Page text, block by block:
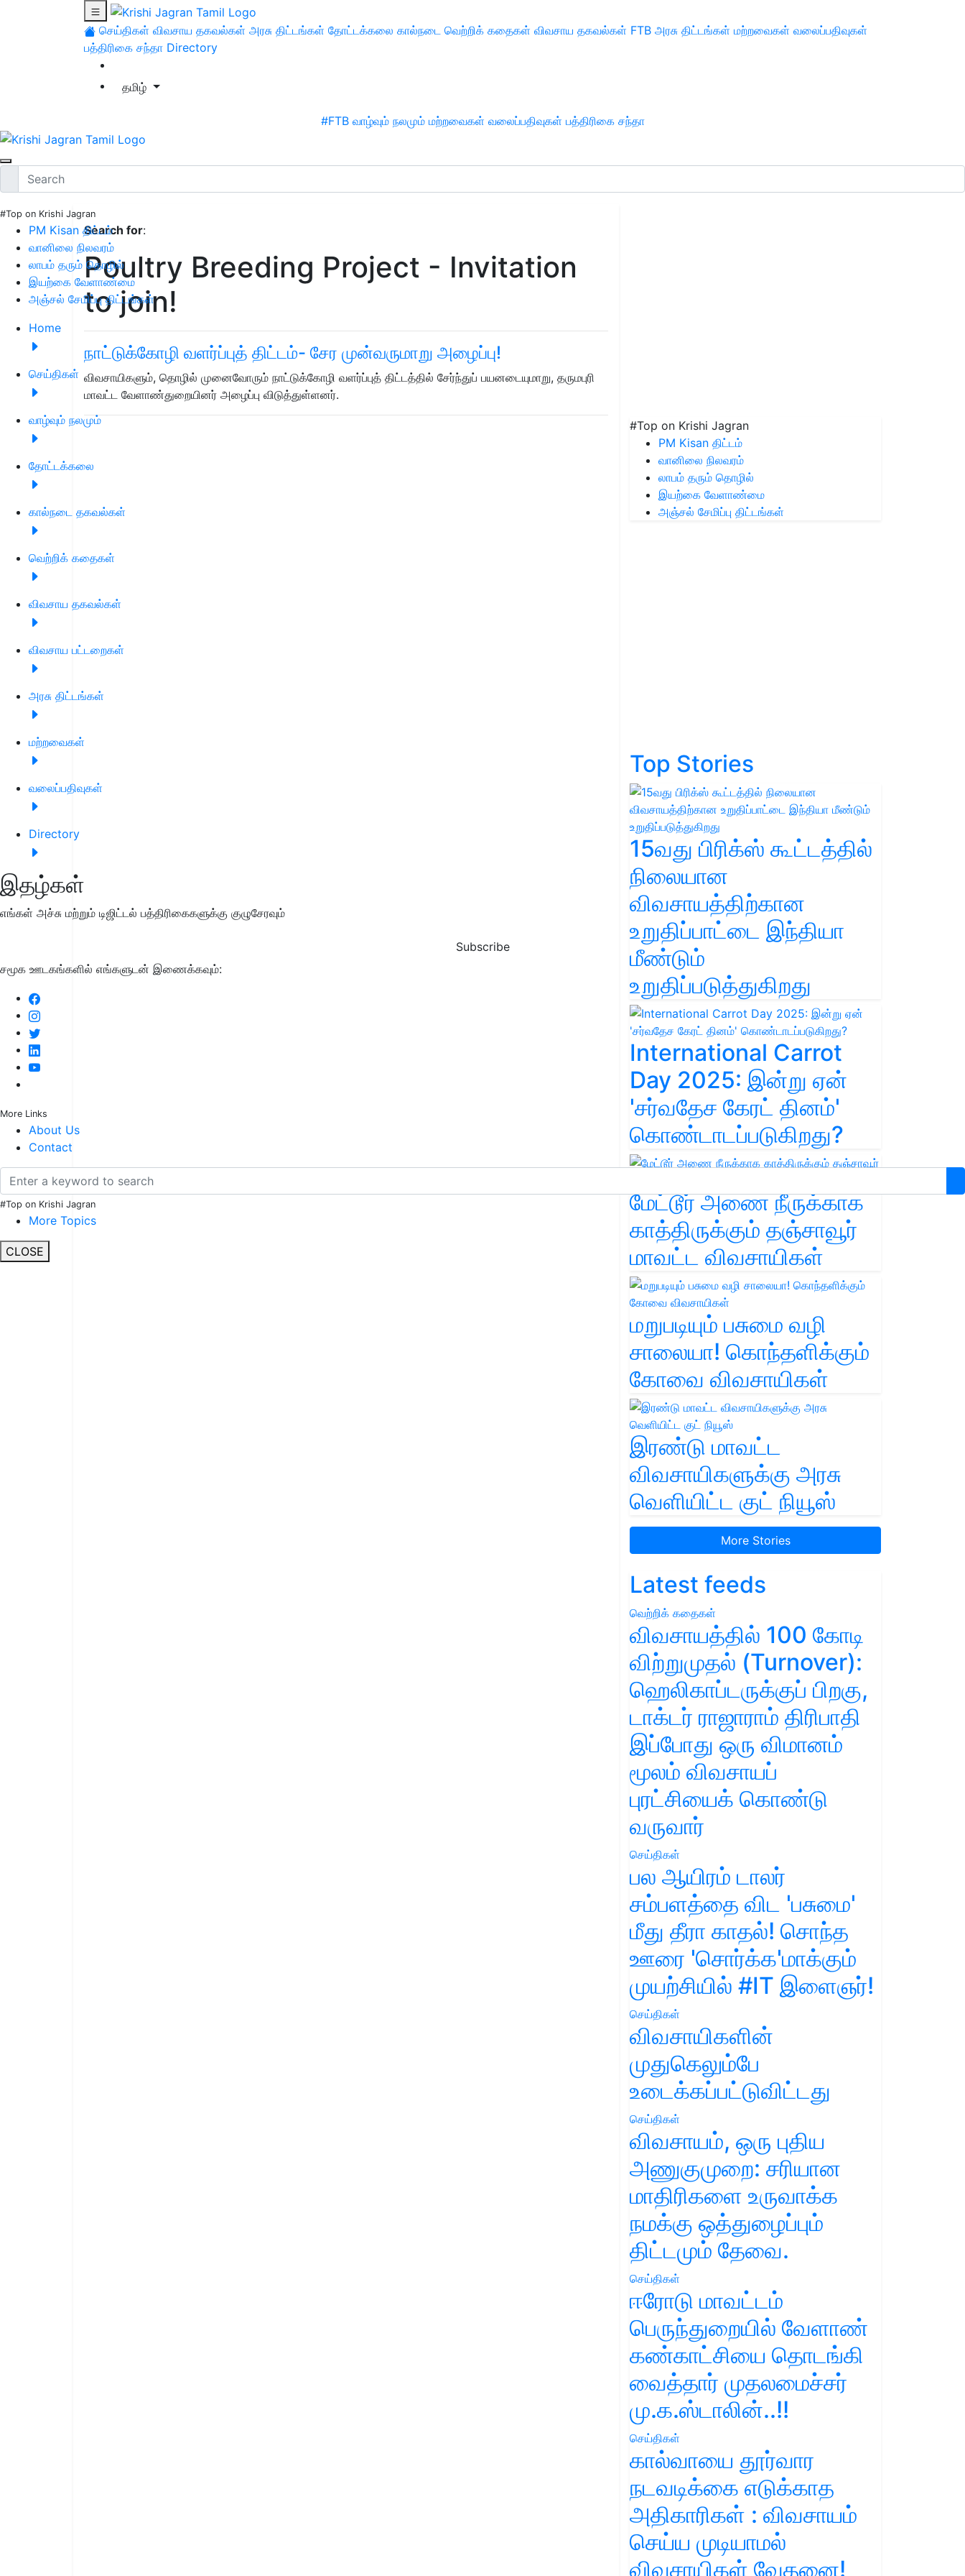
செய்திகள் விவசாய தகவல்கள் அரசு திட்டங்கள் தோட்டக்கலை கால்நடை வெற்றிக் கதைகள் விவசாய தகவல்கள் FTB அரசு திட்டங்கள் மற்றவைகள் வலைப்பதிவுகள்
பத்திரிகை சந்தா Directory
தமிழ்
#FTB வாழ்வும் நலமும் மற்றவைகள் வலைப்பதிவுகள் பத்திரிகை சந்தா
#Top on Krishi Jagran
PM Kisan திட்டம்
வானிலை நிலவரம்
லாபம் தரும் தொழில்
இயற்கை வேளாண்மை
அஞ்சல் சேமிப்பு திட்டங்கள்
Home
செய்திகள்
வாழ்வும் நலமும்
தோட்டக்கலை
கால்நடை தகவல்கள்
வெற்றிக் கதைகள்
விவசாய தகவல்கள்
விவசாய பட்டறைகள்
அரசு திட்டங்கள்
மற்றவைகள்
வலைப்பதிவுகள்
Directory
இதழ்கள்
எங்கள் அச்சு மற்றும் டிஜிட்டல் பத்திரிகைகளுக்கு குழுசேரவும்
Subscribe
சமூக ஊடகங்களில் எங்களுடன் இணைக்கவும்:
More Links
About Us
Contact
#Top on Krishi Jagran
More Topics
CLOSE
Search for:
Poultry Breeding Project - Invitation
to join!
நாட்டுக்கோழி வளர்ப்புத் திட்டம்- சேர முன்வருமாறு அழைப்பு!
விவசாயிகளும், தொழில் முனைவோரும் நாட்டுக்கோழி வளர்ப்புத் திட்டத்தில் சேர்ந்துப் பயனடையுமாறு, தருமபுரி
மாவட்ட வேளாண்துறையினர் அழைப்பு விடுத்துள்ளனர்.
#Top on Krishi Jagran
PM Kisan திட்டம்
வானிலை நிலவரம்
லாபம் தரும் தொழில்
இயற்கை வேளாண்மை
அஞ்சல் சேமிப்பு திட்டங்கள்
Top Stories
15வது பிரிக்ஸ் கூட்டத்தில்
நிலையான
விவசாயத்திற்கான
உறுதிப்பாட்டை இந்தியா
மீண்டும்
உறுதிப்படுத்துகிறது
International Carrot
Day 2025: இன்று ஏன்
'சர்வதேச கேரட் தினம்'
கொண்டாடப்படுகிறது?
மேட்டூர் அணை நீருக்காக
காத்திருக்கும் தஞ்சாவூர்
மாவட்ட விவசாயிகள்
மறுபடியும் பசுமை வழி
சாலையா! கொந்தளிக்கும்
கோவை விவசாயிகள்
இரண்டு மாவட்ட
விவசாயிகளுக்கு அரசு
வெளியிட்ட குட் நியூஸ்
More Stories
Latest feeds
வெற்றிக் கதைகள்
விவசாயத்தில் 100 கோடி
விற்றுமுதல் (Turnover):
ஹெலிகாப்டருக்குப் பிறகு,
டாக்டர் ராஜாராம் திரிபாதி
இப்போது ஒரு விமானம்
மூலம் விவசாயப்
புரட்சியைக் கொண்டு
வருவார்
செய்திகள்
பல ஆயிரம் டாலர்
சம்பளத்தை விட 'பசுமை'
மீது தீரா காதல்! சொந்த
ஊரை 'சொர்க்க'மாக்கும்
முயற்சியில் #IT இளைஞர்!
செய்திகள்
விவசாயிகளின்
முதுகெலும்பே
உடைக்கப்பட்டுவிட்டது
செய்திகள்
விவசாயம், ஒரு புதிய
அணுகுமுறை: சரியான
மாதிரிகளை உருவாக்க
நமக்கு ஒத்துழைப்பும்
திட்டமும் தேவை.
செய்திகள்
ஈரோடு மாவட்டம்
பெருந்துறையில் வேளாண்
கண்காட்சியை தொடங்கி
வைத்தார் முதலமைச்சர்
மு.க.ஸ்டாலின்..!!
செய்திகள்
கால்வாயை தூர்வார
நடவடிக்கை எடுக்காத
அதிகாரிகள் : விவசாயம்
செய்ய முடியாமல்
விவசாயிகள் வேதனை!